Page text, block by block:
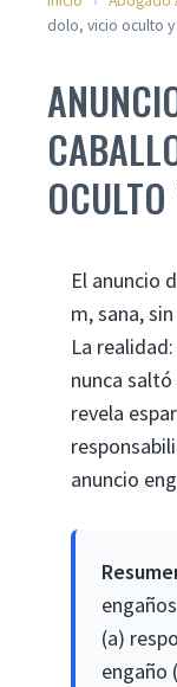
dolo, vicio oculto
El anuncio
m, sana,
La
nunca
revela
anuncio
(a)
engaño